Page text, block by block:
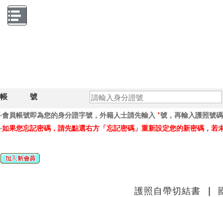
接送、包車
帳 號
‧會員帳號即為您的身分證字號，外籍人士請先輸入 *號，再輸入護照號
‧如果您忘記密碼，請先點選右方「忘記密碼」重新設定您的新密碼，若
護照自帶切結書